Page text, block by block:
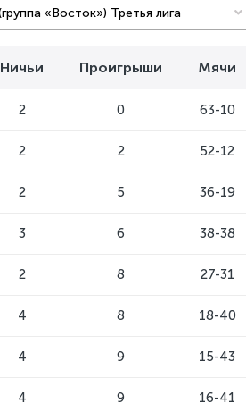
Ничьи Проигрыши Мячи
2 0 63-10
2 2 52-12
2 5 36-19
3 6 38-38
2 8 27-31
4 8 18-40
4 9 15-43
4 9 16-41